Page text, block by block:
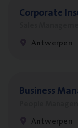
Cor­po­ra­te
Antwerpen
Busi­ness
Antwerpen